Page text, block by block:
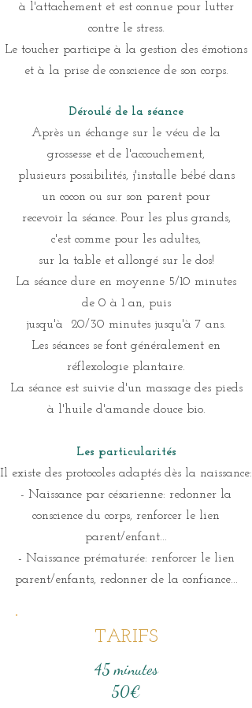
à l'attachement et est connue pour lutter
contre le stress.
Le toucher participe à la gestion des émotions
et à la prise de conscience de son corps.
Déroulé de la séance
Après un échange sur le vécu de la
grossesse et de l'accouchement,
plusieurs possibilités, j'installe bébé dans
un cocon ou sur son parent pour
recevoir la séance. Pour les plus grands,
c'est comme pour les adultes,
sur la table et allongé sur le dos!
La séance dure en moyenne 5/10 minutes
de 0 à 1 an, puis
jusqu'à 20/30 minutes jusqu'à 7 ans.
Les séances se font généralement en
réflexologie plantaire.
La séance est suivie d'un massage des pieds
à l'huile d'amande douce bio.
Les particularités
Il existe des protocoles adaptés dès la naissance:
- Naissance par césarienne: redonner la
conscience du corps, renforcer le lien
parent/enfant...
- Naissance prématurée: renforcer le lien
parent/enfants, redonner de la confiance...
TARIFS
45 minutes
50€